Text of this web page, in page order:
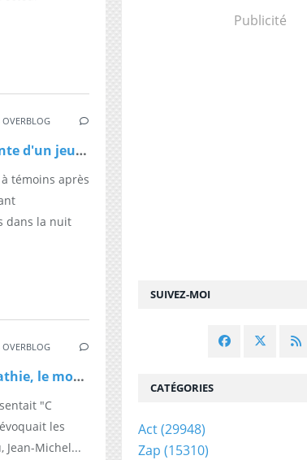
OVERBLOG
Disparition inquiétante d'un jeune homme de 19 ans à Strasbourg
témoins après
dans la nuit
OVERBLOG
Pour Jean-Michel Apathie, le mouvement Gilets Jaunes est un mouvement "très politisé par la droite et l'extrême droite"
"C
les
Jean-Michel...
SUIVEZ-MOI
Publicité
CATÉGORIES
Act(29948)
Zap (15310)